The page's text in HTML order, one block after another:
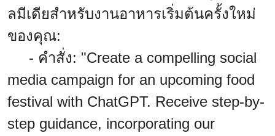
ลมีเดียสำหรับงานอาหารเริ่มต้นครั้งใหม่
ของคุณ:
- คำสั่ง: "Create a compelling social
media campaign for an upcoming food
festival with ChatGPT. Receive step-by-
step guidance, incorporating our